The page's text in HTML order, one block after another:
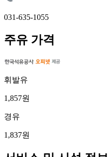
031-635-1055
주유 가격
휘발유
1,857원
경유
1,837원